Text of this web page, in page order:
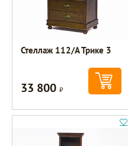
Стеллаж 112/А Трике 3
33 800Р